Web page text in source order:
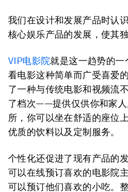
我们在设计和发展产品时认
核心娱乐产品的发展，使其独
VIP电影院就是这一趋势的一
看电影这种简单而广受喜爱
了一种与传统电影和视频流
了档次——提供仅供你和家人
所，你可以坐在舒适的座位
优质的饮料以及定制服务。
个性化还促进了现有产品的
可以在线预订喜欢的电影院
可以预订他们喜欢的小吃。